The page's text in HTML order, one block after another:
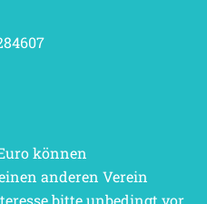
können
anderen Verein
bitte unbedingt vor